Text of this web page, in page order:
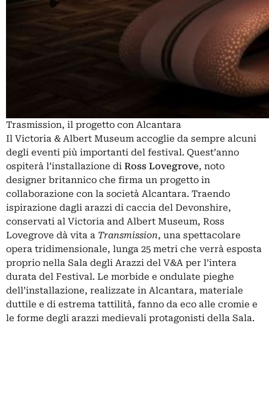
Trasmission, il progetto con Alcantara
Il Victoria & Albert Museum accoglie da sempre alcuni
degli eventi più importanti del festival. Quest’anno
ospiterà l’installazione di Ross Lovegrove, noto
designer britannico che firma un progetto in
collaborazione con la società Alcantara. Traendo
ispirazione dagli arazzi di caccia del Devonshire,
conservati al Victoria and Albert Museum, Ross
Lovegrove dà vita a Transmission, una spettacolare
opera tridimensionale, lunga 25 metri che verrà esposta
proprio nella Sala degli Arazzi del V&A per l’intera
durata del Festival. Le morbide e ondulate pieghe
dell’installazione, realizzate in Alcantara, materiale
duttile e di estrema tattilità, fanno da eco alle cromie e
le forme degli arazzi medievali protagonisti della Sala.